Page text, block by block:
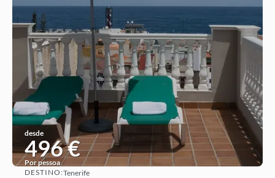
desde
496 €
Por pessoa
DESTINO:Tenerife